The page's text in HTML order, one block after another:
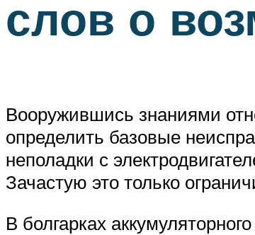
слов о
Вооружившись знаниями
определить базовые
неполадки с
Зачастую это только
В болгарках